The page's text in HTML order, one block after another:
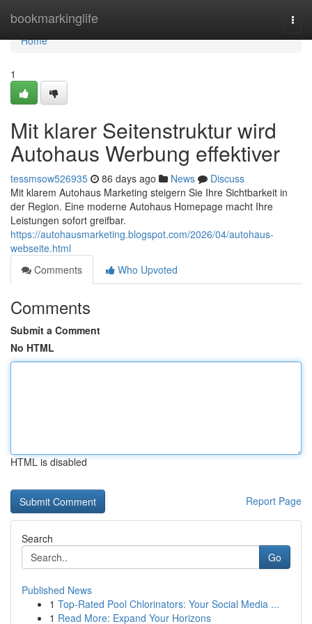
bookmarkinglife
Home
Home
1
Mit klarer Seitenstruktur wird
Autohaus Werbung effektiver
tessmsow526935 86 days ago News
Discuss
Mit klarem Autohaus Marketing steigern Sie Ihre Sichtbarkeit in
der Region. Eine moderne Autohaus Homepage macht Ihre
Leistungen sofort greifbar.
https://autohausmarketing.blogspot.com/2026/04/autohaus-
webseite.html
Comments
Who Upvoted
Comments
Submit a Comment
No HTML
HTML is disabled
Report Page
Search
Go
Published News
1 Top-Rated Pool Chlorinators: Your Social Media ...
1 Read More: Expand Your Horizons